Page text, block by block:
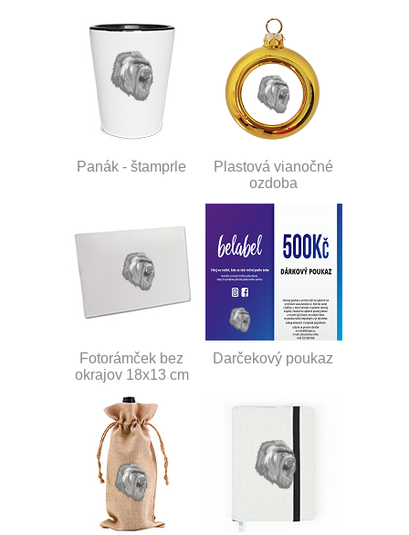
Panák - štamprle
Plastová vianočné
ozdoba
Fotorámček bez
okrajov 18x13 cm
Darčekový poukaz